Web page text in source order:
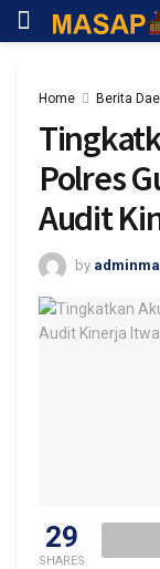
Home Berita
Polres
Audit
by
29
SHARES